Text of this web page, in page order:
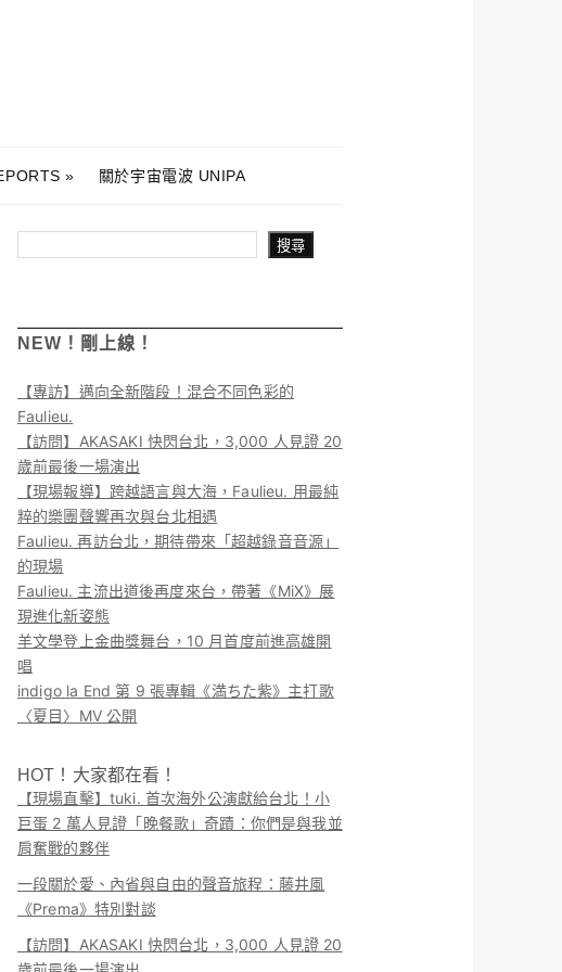
關於宇宙電波 UNIPA
搜尋
NEW！剛上線！
【專訪】邁向全新階段！混合不同色彩的
Faulieu.
【訪問】AKASAKI 快閃台北，3,000 人見證 20
歲前最後一場演出
【現場報導】跨越語言與大海，Faulieu. 用最純
粹的樂團聲響再次與台北相遇
Faulieu. 再訪台北，期待帶來「超越錄音音源」
的現場
Faulieu. 主流出道後再度來台，帶著《MiX》展
現進化新姿態
羊文學登上金曲獎舞台，10 月首度前進高雄開
唱
indigo la End 第 9 張專輯《満ちた紫》主打歌
〈夏目〉MV 公開
HOT！大家都在看！
【現場直擊】tuki. 首次海外公演獻給台北！小
巨蛋 2 萬人見證「晚餐歌」奇蹟：你們是與我並
肩奮戰的夥伴
一段關於愛、內省與自由的聲音旅程：藤井風
《Prema》特別對談
【訪問】AKASAKI 快閃台北，3,000 人見證 20